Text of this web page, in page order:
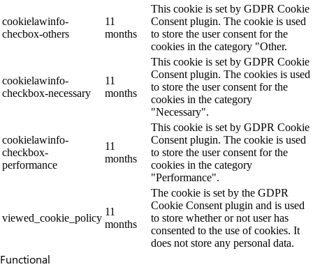
cookielawinfo-
checbox-others
11
months
This cookie is set by GDPR Cookie
Consent plugin. The cookie is used
to store the user consent for the
cookies in the category "Other.
cookielawinfo-
checkbox-necessary
11
months
This cookie is set by GDPR Cookie
Consent plugin. The cookies is used
to store the user consent for the
cookies in the category
"Necessary".
cookielawinfo-
checkbox-
performance
11
months
This cookie is set by GDPR Cookie
Consent plugin. The cookie is used
to store the user consent for the
cookies in the category
"Performance".
viewed_cookie_policy
11
months
The cookie is set by the GDPR
Cookie Consent plugin and is used
to store whether or not user has
consented to the use of cookies. It
does not store any personal data.
Functional